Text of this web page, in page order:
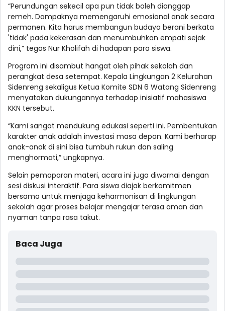
“Perundungan sekecil apa pun tidak boleh dianggap
remeh. Dampaknya memengaruhi emosional anak secara
permanen. Kita harus membangun budaya berani berkata
'tidak' pada kekerasan dan menumbuhkan empati sejak
dini,” tegas Nur Kholifah di hadapan para siswa.
Program ini disambut hangat oleh pihak sekolah dan
perangkat desa setempat. Kepala Lingkungan 2 Kelurahan
Sidenreng sekaligus Ketua Komite SDN 6 Watang Sidenreng
menyatakan dukungannya terhadap inisiatif mahasiswa
KKN tersebut.
“Kami sangat mendukung edukasi seperti ini. Pembentukan
karakter anak adalah investasi masa depan. Kami berharap
anak-anak di sini bisa tumbuh rukun dan saling
menghormati,” ungkapnya.
Selain pemaparan materi, acara ini juga diwarnai dengan
sesi diskusi interaktif. Para siswa diajak berkomitmen
bersama untuk menjaga keharmonisan di lingkungan
sekolah agar proses belajar mengajar terasa aman dan
nyaman tanpa rasa takut.
Baca Juga